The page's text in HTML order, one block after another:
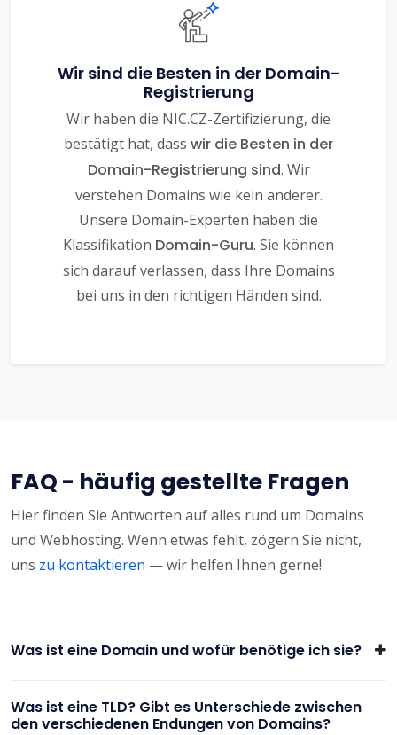
Wir sind die Besten in der Domain-
Registrierung
Wir haben die NIC.CZ-Zertifizierung, die
bestätigt hat, dass wir die Besten in der
Domain-Registrierung sind. Wir
verstehen Domains wie kein anderer.
Unsere Domain-Experten haben die
Klassifikation Domain-Guru. Sie können
sich darauf verlassen, dass Ihre Domains
bei uns in den richtigen Händen sind.
FAQ - häufig gestellte Fragen
Hier finden Sie Antworten auf alles rund um Domains
und Webhosting. Wenn etwas fehlt, zögern Sie nicht,
uns zu kontaktieren — wir helfen Ihnen gerne!
Was ist eine Domain und wofür benötige ich sie?
Was ist eine TLD? Gibt es Unterschiede zwischen
den verschiedenen Endungen von Domains?